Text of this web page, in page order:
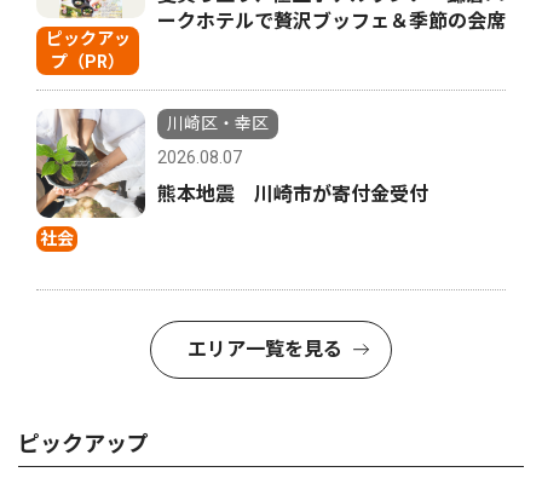
ピックアッ
プ（PR）
ークホテルで贅沢ブッフェ＆季節の会席
社会
川崎区・幸区
2026.08.07
熊本地震 川崎市が寄付金受付
エリア一覧を見る
ピックアップ